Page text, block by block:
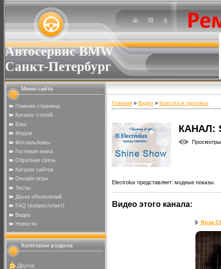
Автосервис BMW
Санкт-Петербург
Меню сайта
Главная страница
Каталог статей
Блог
Форум
Фотоальбомы
Гостевая книга
Обратная связь
Каталог сайтов
Онлайн игры
Тесты
Доска объявлений
FAQ (вопрос/ответ)
Видео
Новости
Категории раздела
Другое
Главная » Видео » Красота и здоровье
КАНАЛ:
Просмотры
Electrolux представляет: модные показы.
Видео этого канала:
Rosa